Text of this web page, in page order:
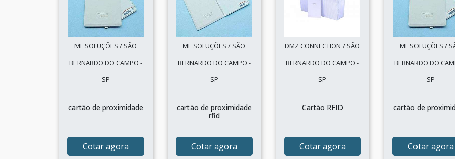
MF SOLUÇÕES / SÃO
BERNARDO DO CAMPO -
SP
cartão de proximidade
Cotar agora
MF SOLUÇÕES / SÃO
BERNARDO DO CAMPO -
SP
cartão de proximidade
rfid
Cotar agora
DMZ CONNECTION / SÃO
BERNARDO DO CAMPO -
SP
Cartão RFID
Cotar agora
MF SOLUÇÕES /
BERNARDO DO
SP
cartão de
Cotar agora